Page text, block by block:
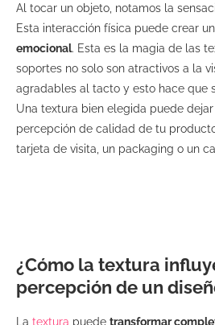
Al tocar un objeto, notamos la
Esta interacción física puede crear
emocional. Esta es la magia de las
soportes no solo son atractivos a la
agradables al tacto y esto hace que
Una textura bien elegida puede
percepción de calidad de tu
tarjeta de visita, un packaging o un
¿Cómo la textura
percepción de un
La textura puede transformar